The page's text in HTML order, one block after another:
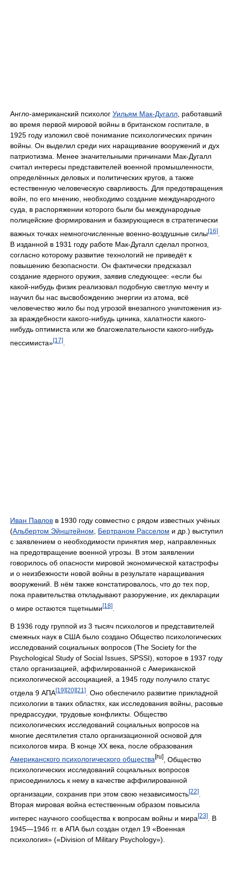
Англо-американский психолог Уильям Мак-Дугалл , работавший
во время первой мировой войны в британском госпитале, в
1925 году изложил своё понимание психологических причин
войны. Он выделил среди них наращивание вооружений и дух
патриотизма. Менее значительными причинами Мак-Дугалл
считал интересы представителей военной промышленности,
определённых деловых и политических кругов, а также
естественную человеческую сварливость. Для предотвращения
войн, по его мнению, необходимо создание международного
суда, в распоряжении которого были бы международные
полицейские формирования и базирующиеся в стратегически
важных точках немногочисленные военно-воздушные силы[16]
В изданной в 1931 году работе Мак-Дугалл сделал прогноз,
согласно которому развитие технологий не приведёт к
повышению безопасности. Он фактически предсказал
создание ядерного оружия, заявив следующее: «если бы
какой-нибудь физик реализовал подобную светлую мечту и
научил бы нас высвобождению энергии из атома, всё
человечество жило бы под угрозой внезапного уничтожения из-
за враждебности какого-нибудь циника, халатности какого-
нибудь оптимиста или же благожелательности какого-нибудь
пессимиста»[17]
Иван Павлов в 1930 году совместно с рядом известных учёных
(Альбертом Эйнштейном Бертраном Расселом и др.) выступил
с заявлением о необходимости принятия мер, направленных
на предотвращение военной угрозы. В этом заявлении
говорилось об опасности мировой экономической катастрофы
и о неизбежности новой войны в результате наращивания
вооружений. В нём также констатировалось, что до тех пор,
пока правительства откладывают разоружение, их декларации
о мире остаются тщетными[18]
В 1936 году группой из 3 тысяч психологов и представителей
смежных наук в США было создано Общество психологических
исследований социальных вопросов (The Society for the
Psychological Study of Social Issues, SPSSI), которое в 1937 году
стало организацией, аффилированной с Американской
психологической ассоциацией, а 1945 году получило статус
отдела 9 АПА[19] [20] [21]
. Оно обеспечило развитие прикладной
психологии в таких областях, как исследования войны, расовые
предрассудки, трудовые конфликты. Общество
психологических исследований социальных вопросов на
многие десятилетия стало организационной основой для
психологов мира. В конце XX века, после образования
Американского психологического общества[ru]
, Общество
психологических исследований социальных вопросов
присоединилось к нему в качестве аффилированной
организации, сохранив при этом свою независимость[22]
Вторая мировая война естественным образом повысила
интерес научного сообщества к вопросам войны и мира [23]
. В
1945—1946 гг. в АПА был создан отдел 19 «Военная
психология» («Division of Military Psychology»).